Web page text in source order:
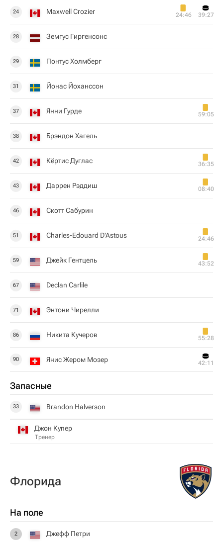
24 Maxwell Crozier 24:46 39:27
28 Земгус Гиргенсонс
29 Понтус Холмберг
31 Йонас Йоханссон
37 Янни Гурде 59:05
38 Брэндон Хагель
42 Кёртис Дуглас 36:35
43 Даррен Рэддиш 08:40
46 Скотт Сабурин
51 Charles-Edouard D'Astous 24:46
59 Джейк Гентцель 43:52
67 Declan Carlile
71 Энтони Чирелли
86 Никита Кучеров 55:28
90 Янис Жером Мозер 42:11
Запасные
33 Brandon Halverson
Джон Купер
Тренер
Флорида
На поле
2 Джефф Петри